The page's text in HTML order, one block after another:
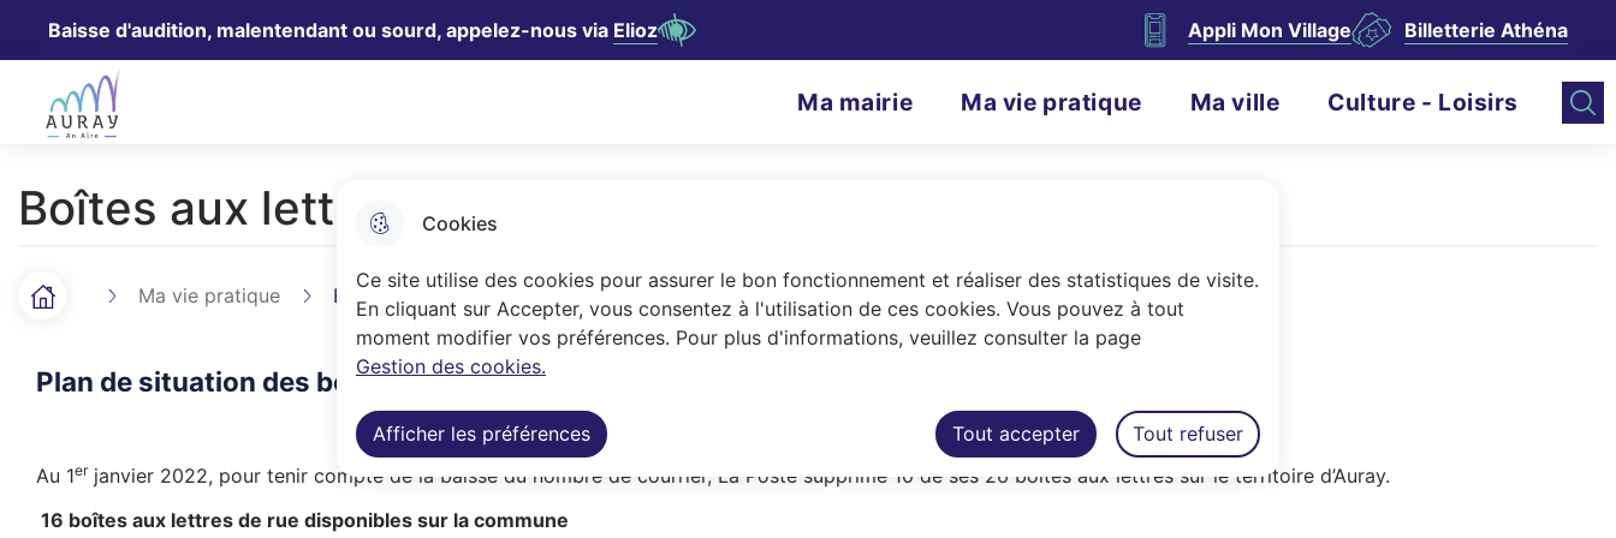
Cookies
Ce site utilise des cookies pour assurer le bon fonctionnement et réaliser des statistiques de visite.
En cliquant sur Accepter, vous consentez à l'utilisation de ces cookies. Vous pouvez à tout
moment modifier vos préférences. Pour plus d'informations, veuillez consulter la page
Gestion des cookies.
Afficher les préférences Tout accepter Tout refuser
Aller au contenu principal
Baisse d'audition, malentendant ou sourd, appelez-nous via Elioz Appli Mon Village Billetterie Athéna
Ville Auray Menu principal
N
g
a
t
n
Ma mairie Ma vie pratique Ma ville Culture - Loisirs
Boîtes aux lettres
FAccueil Ma vie pratique Boîtes aux lettres
Plan de situation des boîtes aux lettres de La Poste sur la commune.
Au 1erjanvier 2022, pour tenir compte de la baisse du nombre de courrier, La Poste supprime 10 de ses 26 boîtes aux lettres sur le territoire d’Auray.
16 boîtes aux lettres de rue disponibles sur la commune